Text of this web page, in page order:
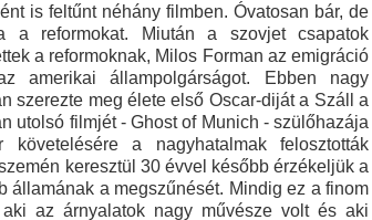
is feltűnt néhány filmben. Óvatosan bár, de
a reformokat. Miután a szovjet csapatok
a reformoknak, Milos Forman az emigráció
amerikai állampolgárságot. Ebben nagy
szerezte meg élete első Oscar-diját a Száll a
utolsó filmjét - Ghost of Munich - szülőhazája
követelésére a nagyhatalmak felosztották
keresztül 30 évvel később érzékeljük a
államának a megszűnését. Mindig ez a finom
az árnyalatok nagy művésze volt és aki